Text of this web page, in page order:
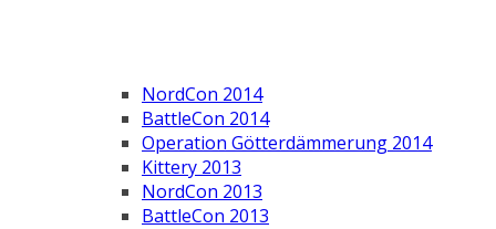
NordCon 2014
BattleCon 2014
Operation Götterdämmerung 2014
Kittery 2013
NordCon 2013
BattleCon 2013